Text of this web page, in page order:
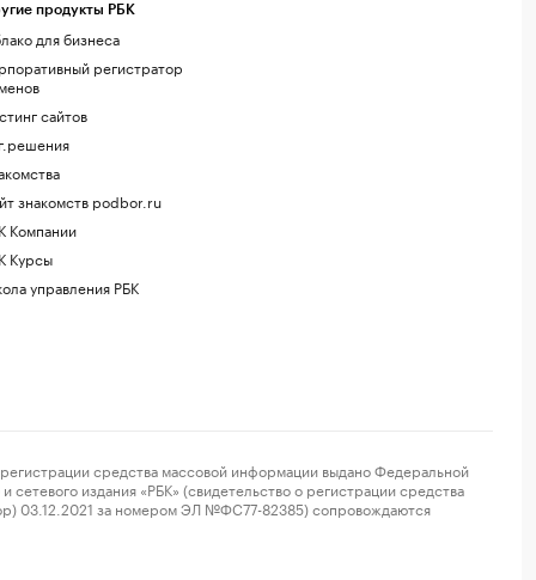
продукты РБК
для бизнеса
регистратор
сайтов
знакомств podbor.ru
Компании
Курсы
управления РБК
средства массовой информации выдано Федеральной
издания «РБК» (свидетельство о регистрации средства
03.12.2021 за номером ЭЛ №ФС77-82385) сопровождаются